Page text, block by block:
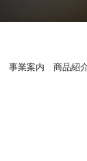
事業案内 商品紹